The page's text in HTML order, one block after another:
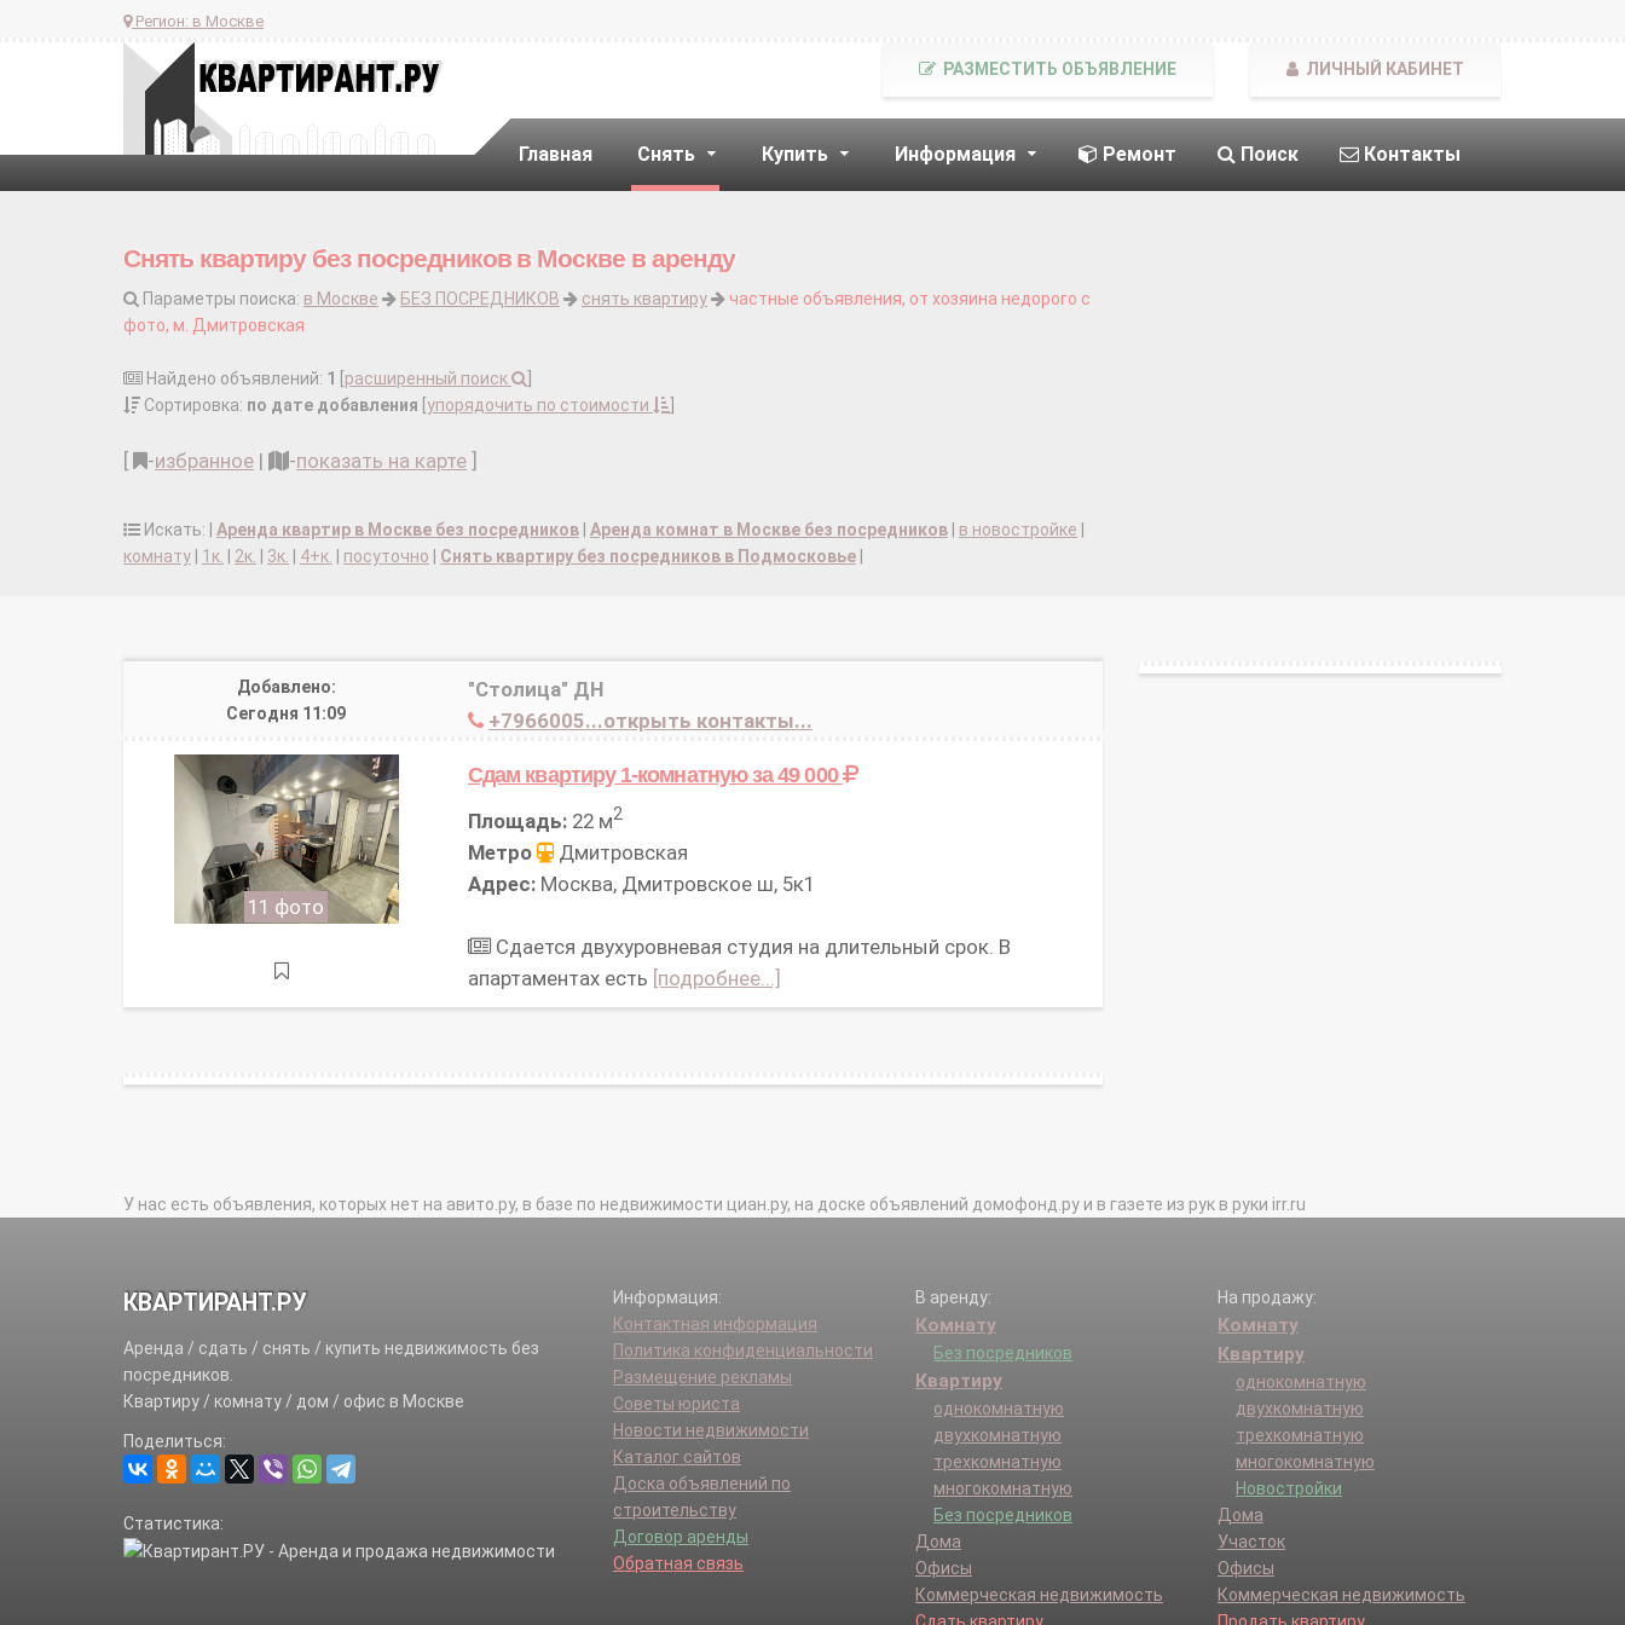
Регион: в Москве
Главная Снять Купить Информация Ремонт Поиск Контакты
РАЗМЕСТИТЬ ОБЪЯВЛЕНИЕ ЛИЧНЫЙ КАБИНЕТ
Снять квартиру без посредников в Москве в аренду
Параметры поиска: в Москве БЕЗ ПОСРЕДНИКОВ снять квартиру
частные объявления, от хозяина недорого с
фото, м. Дмитровская
Найдено объявлений: 1 расширенный поиск
Сортировка: по дате добавления упорядочить по стоимости
-избранное | -показать на карте
Искать: | Аренда квартир в Москве без посредников Аренда комнат в Москве без посредников в новостройке
комнату
1к. 2к. 3к. 4+к. посуточно Снять квартиру без посредников в Подмосковье
Добавлено:
Сегодня 11:09
"Столица" ДН
+7966005...открыть контакты...
11 фото
Сдам квартиру 1-комнатнуюза 49 000
Площадь:22 м2
Метро
Дмитровская
Адрес:Москва, Дмитровское ш, 5к1
Сдается двухуровневая студия на длительный срок. В
апартаментах есть [подробнее...]
У нас есть объявления, которых нет на авито.ру, в базе по недвижимости циан.ру, на доске объявлений домофонд.ру и в газете из рук в руки irr.ru
КВАРТИРАНТ.РУ
Аренда / сдать / снять / купить недвижимость без
посредников.
Квартиру / комнату / дом / офис в Москве
Поделиться:
Статистика:
Информация:
Контактная информация
Политика конфиденциальности
Размещение рекламы
Советы юриста
Новости недвижимости
Каталог сайтов
Доска объявлений по
строительству
Договор аренды
Обратная связь
В аренду:
Комнату
Без посредников
Квартиру
однокомнатную
двухкомнатную
трехкомнатную
многокомнатную
Без посредников
Дома
Офисы
Коммерческая недвижимость
Сдать квартиру
На продажу:
Комнату
Квартиру
однокомнатную
двухкомнатную
трехкомнатную
многокомнатную
Новостройки
Дома
Участок
Офисы
Коммерческая недвижимость
Продать квартиру